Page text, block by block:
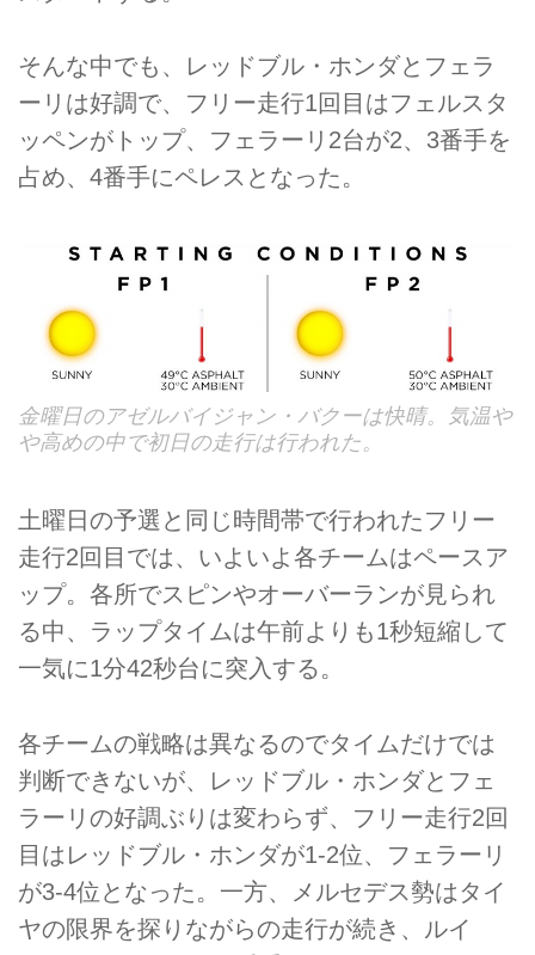
そんな中でも、レッドブル・ホンダとフェラ
ーリは好調で、フリー走行1回目はフェルスタ
ッペンがトップ、フェラーリ2台が2、3番手を
占め、4番手にペレスとなった。
金曜日のアゼルバイジャン・バクーは快晴。気温や
や高めの中で初日の走行は行われた。
土曜日の予選と同じ時間帯で行われたフリー
走行2回目では、いよいよ各チームはペースア
ップ。各所でスピンやオーバーランが見られ
る中、ラップタイムは午前よりも1秒短縮して
一気に1分42秒台に突入する。
各チームの戦略は異なるのでタイムだけでは
判断できないが、レッドブル・ホンダとフェ
ラーリの好調ぶりは変わらず、フリー走行2回
目はレッドブル・ホンダが1-2位、フェラーリ
が3-4位となった。一方、メルセデス勢はタイ
ヤの限界を探りながらの走行が続き、ルイ